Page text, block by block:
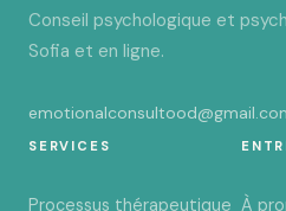
Conseil psychologique et
Sofia et en ligne.
SERVICES
Processus thérapeutique À